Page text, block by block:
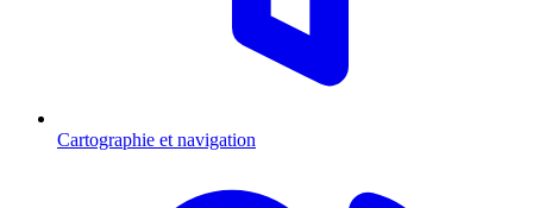
Cartographie et navigation